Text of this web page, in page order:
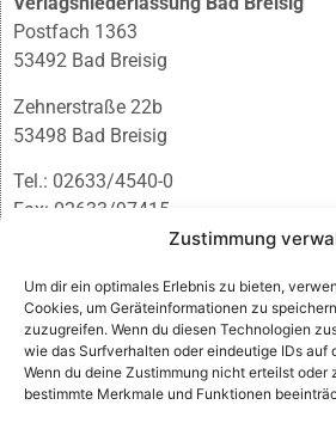
Zustimmung
Um dir ein optimales Erlebnis zu bieten,
Cookies, um Geräteinformationen zu
zuzugreifen. Wenn du diesen Technologien
wie das Surfverhalten oder eindeutige IDs auf
Wenn du deine Zustimmung nicht erteilst oder
bestimmte Merkmale und Funktionen
Postfach 1363
53492 Bad Breisig
Zehnerstraße 22b
53498 Bad Breisig
Tel.: 02633/4540-0
Fax: 02633/97415
infobb@blmedien.de